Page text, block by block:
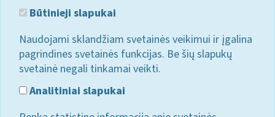
Būtinieji slapukai
Naudojami sklandžiam svetainės veikimui ir įgalina
pagrindines svetainės funkcijas. Be šių slapukų
svetainė negali tinkamai veikti.
Analitiniai slapukai